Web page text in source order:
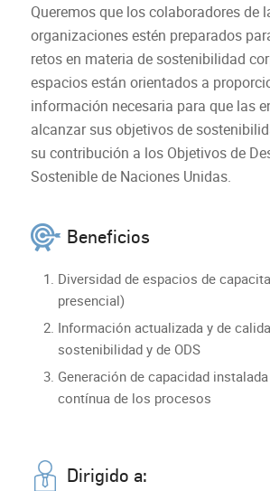
Queremos que los colaboradores de
organizaciones estén preparados
retos en materia de sostenibilidad
espacios están orientados a
información necesaria para que las
alcanzar sus objetivos de
su contribución a los Objetivos de
Sostenible de Naciones Unidas.
Beneficios
Diversidad de espacios de
presencial)
Información actualizada y de
sostenibilidad y de ODS
Generación de capacidad
contínua de los procesos
Dirigido a: